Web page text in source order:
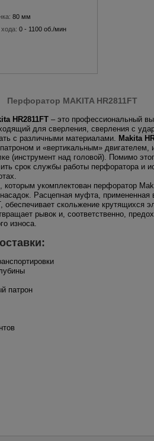
80 мм
хода: 0 - 1100 об./мин
Перфоратор MAKITA HR2811FT
HR2811FT – это профессиональный
для сверления, сверления с
с различными материалами. Makita
и «вертикальным» двигателем,
(инструмент над головой). Помимо
срок службы работы перфоратора и
которым укомплектован перфоратор
Расцепная муфта, примененная
обеспечивает скольжение крутящихся
рывок и, соответственно,
износа.
патрон